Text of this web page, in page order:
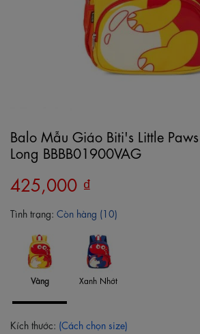
Balo Mẫu Giáo Biti's Little
Long BBBB01900VAG
425,000 ₫
Tình trạng: Còn hàng (10)
Xanh Nhớt
Vàng
Kích thước: (Cách chọn size)